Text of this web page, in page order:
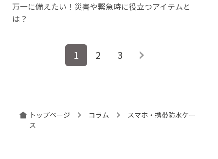
万一に備えたい！災害や緊急時に役立つアイテムと
は？
ー
1 2 3
トップページ コラム
スマホ・携帯防水ケー
ス